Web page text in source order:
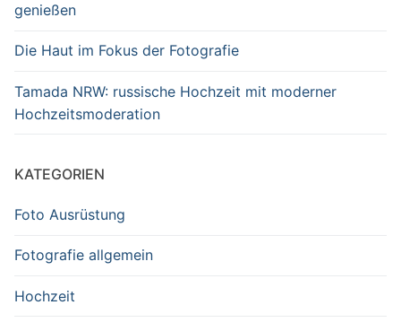
genießen
Die Haut im Fokus der Fotografie
Tamada NRW: russische Hochzeit mit moderner
Hochzeitsmoderation
KATEGORIEN
Foto Ausrüstung
Fotografie allgemein
Hochzeit